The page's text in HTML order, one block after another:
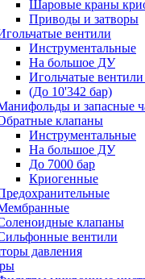
Шаровые краны
Приводы и затворы
вентили
Инструментальные
На большое ДУ
Игольчатые
(До 10'342 бар)
и запасные
клапаны
Инструментальные
На большое ДУ
До 7000 бар
Криогенные
клапаны
вентили
давления